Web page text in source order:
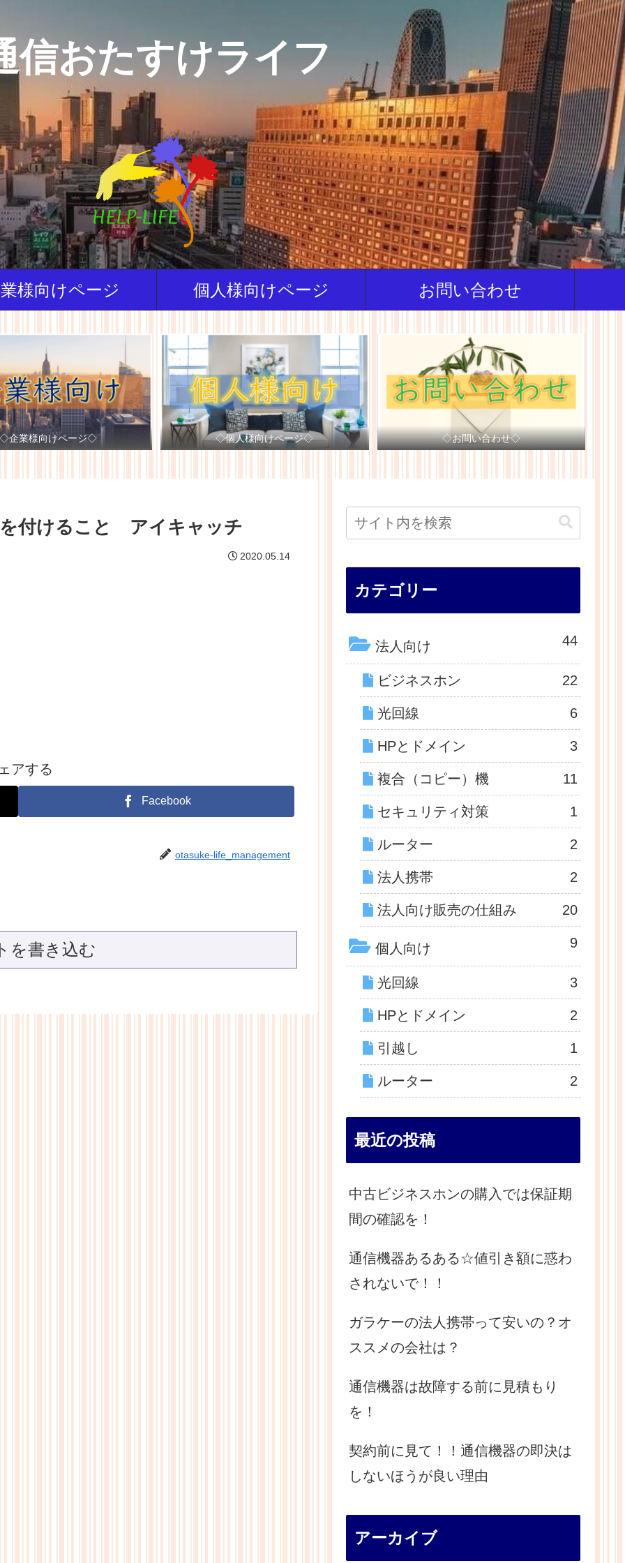
信おたすけライフ
様向けページ 個人様向けページ お問い合わせ
企業様向けページ◇ ◇個人様向けページ◇ ◇お問い合わせ◇
付けること アイキャッチ
2020.05.14
アする
Facebook
otasuke-life_management
を書き込む
カテゴリー
法人向け 44
ビジネスホン 22
光回線 6
HPとドメイン 3
複合（コピー）機 11
セキュリティ対策 1
ルーター 2
法人携帯 2
法人向け販売の仕組み 20
個人向け 9
光回線 3
HPとドメイン 2
引越し 1
ルーター 2
最近の投稿
中古ビジネスホンの購入では保証期
間の確認を！
通信機器あるある☆値引き額に惑わ
されないで！！
ガラケーの法人携帯って安いの？オ
ススメの会社は？
通信機器は故障する前に見積もり
を！
契約前に見て！！通信機器の即決は
しないほうが良い理由
アーカイブ